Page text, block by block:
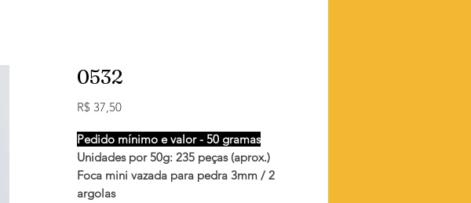
0532
R$ 37,50Preço
Pedido mínimo e valor - 50 gramas
Unidades por 50g: 235 peças (aprox.)
Foca mini vazada para pedra 3mm / 2
argolas